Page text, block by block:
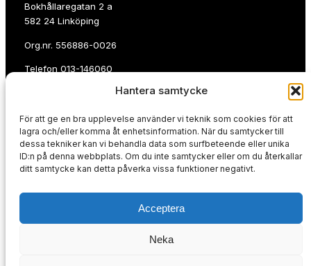
Hantera samtycke
För att ge en bra upplevelse använder vi teknik som cookies för att
lagra och/eller komma åt enhetsinformation. När du samtycker till
dessa tekniker kan vi behandla data som surfbeteende eller unika
ID:n på denna webbplats. Om du inte samtycker eller om du återkallar
ditt samtycke kan detta påverka vissa funktioner negativt.
Acceptera
Neka
Bokhållaregatan 2 a
582 24 Linköping
Org.nr. 556886-0026
Telefon 013-146060
info@makeupcenterlinkoping.se
Betala med
Du kan även handla på faktura eller avbetalning.